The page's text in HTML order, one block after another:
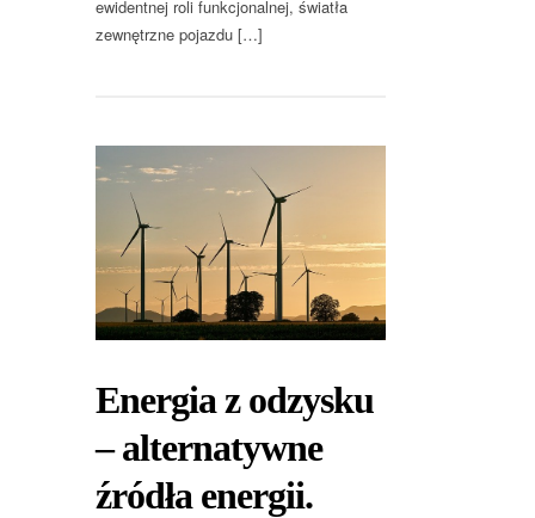
ewidentnej roli funkcjonalnej, światła
zewnętrzne pojazdu […]
Energia z odzysku
– alternatywne
źródła energii.